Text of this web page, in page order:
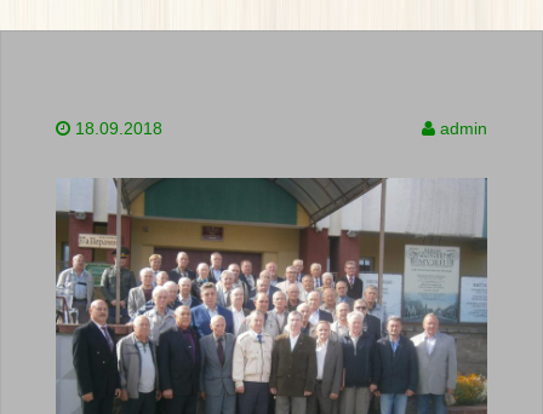
18.09.2018 admin